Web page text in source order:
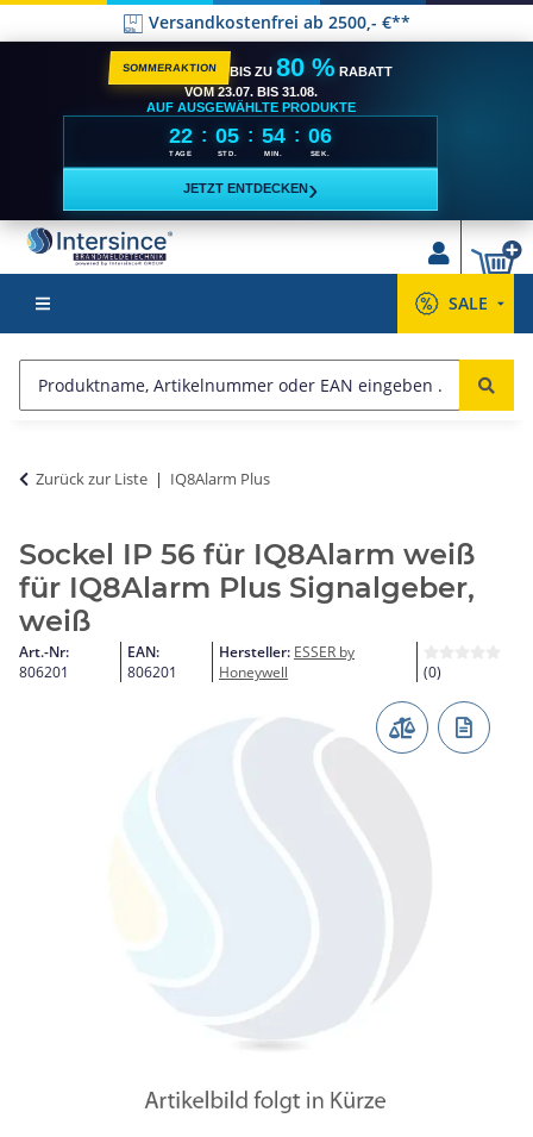
Versandkostenfrei ab 2500,- €**
SOMMERAKTION BIS ZU 80 % RABATT
VOM 23.07. BIS 31.08.
AUF AUSGEWÄHLTE PRODUKTE
22
TAGE
: 05
STD.
: 54
MIN.
: 05
SEK.
JETZT ENTDECKEN ›
SALE
Zurück zur Liste IQ8Alarm Plus
Sockel IP 56 für IQ8Alarm weiß
für IQ8Alarm Plus Signalgeber,
weiß
Art.-Nr:
806201
EAN:
806201
Hersteller: ESSER by
Honeywell
(0)